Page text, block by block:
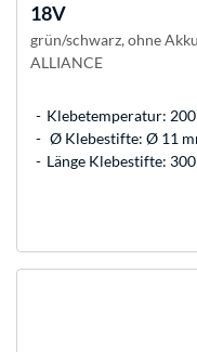
18V
grün/schwarz, ohne
ALLIANCE
Klebetemperatur: 200
Ø Klebestifte: Ø 11
Länge Klebestifte: